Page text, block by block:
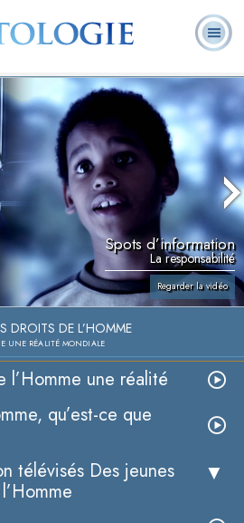
la
?
Ministres
volontaires
Foire aux
questions
Spots d’information
La responsabilité
Regarder la vidéo
DROITS DE L’HOMME
UNE RÉALITÉ MONDIALE
l’Homme une réalité
qu’est-ce que
télévisés Des jeunes